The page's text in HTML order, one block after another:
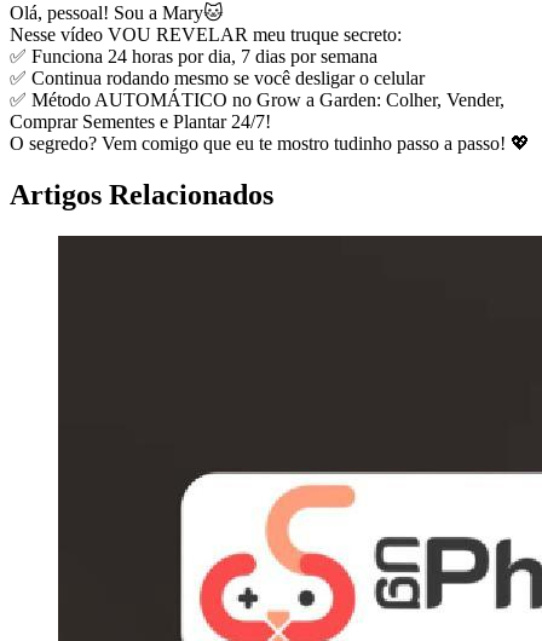
Olá, pessoal! Sou a Mary🐱
Nesse vídeo VOU REVELAR meu truque secreto:
✅ Funciona 24 horas por dia, 7 dias por semana
✅ Continua rodando mesmo se você desligar o celular
✅ Método AUTOMÁTICO no Grow a Garden: Colher, Vender,
Comprar Sementes e Plantar 24/7!
O segredo? Vem comigo que eu te mostro tudinho passo a passo! 💖
Artigos Relacionados